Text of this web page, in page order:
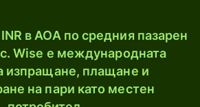
в AOA по средния пазарен
Wise е международната
изпращане, плащане и
на пари като местен